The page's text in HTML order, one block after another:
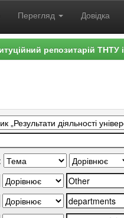
Перегляд Довідка
репозитарій ТНТУ